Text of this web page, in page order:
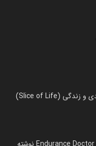
این مجموعه در ژانرهای پزشکی، عاشقانه، کمدی و زندگی (Slice of Life)